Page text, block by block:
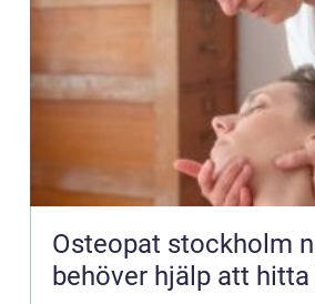
Osteopat stockholm när kroppen
behöver hjälp att